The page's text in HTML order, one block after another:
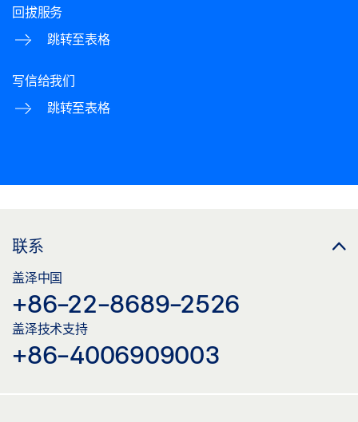
回拔服务
跳转至表格
写信给我们
跳转至表格
联系
盖泽中国
+86-22-8689-2526
盖泽技术支持
+86-4006909003